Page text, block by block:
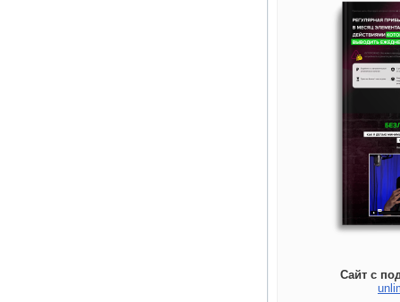
Сайт с